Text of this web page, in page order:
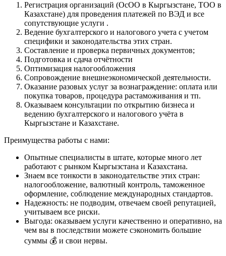
Регистрация организаций (ОсОО в Кыргызстане, ТОО в
Казахстане) для проведения платежей по ВЭД и все
сопутствующие услуги .
Ведение бухгалтерского и налогового учета с учетом
специфики и законодательства этих стран.
Составление и проверка первичных документов;
Подготовка и сдача отчётности
Оптимизация налогообложения
Сопровождение внешнеэкономической деятельности.
Оказание разовых услуг за вознаграждение: оплата или
покупка товаров, процедура растаможивания и тп.
Оказываем консультации по открытию бизнеса и
ведению бухгалтерского и налогового учёта в
Кыргызстане и Казахстане.
Преимущества работы с нами:
Опытные специалисты в штате, которые много лет
работают с рынком Кыргызстана и Казахстана.
Знаем все тонкости в законодательстве этих стран:
налогообложение, валютный контроль, таможенное
оформление, соблюдение международных стандартов.
Надежность: не подводим, отвечаем своей репутацией,
учитываем все риски.
Выгода: оказываем услуги качественно и оперативно, на
чем вы в последствии можете сэкономить большие
суммы 💰 и свои нервы.